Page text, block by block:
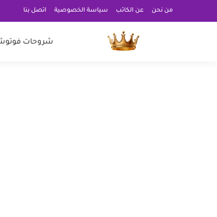
من نحن عن الكاتب سياسة الخصوصية اتصل بنا
شروحات